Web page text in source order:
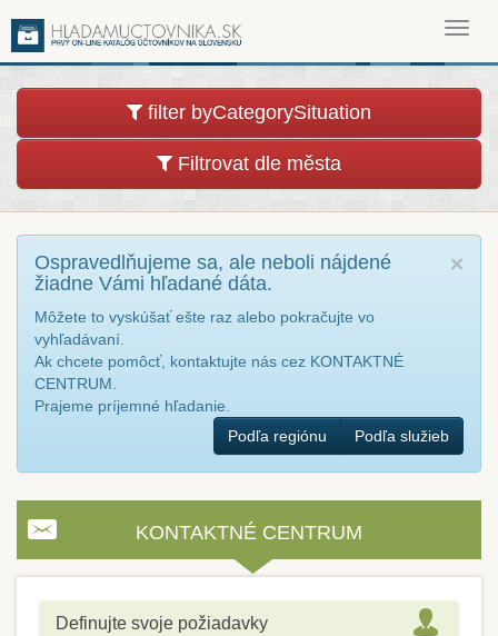
filter byCategorySituation
Filtrovat dle města
×
Ospravedlňujeme sa, ale neboli nájdené
žiadne Vámi hľadané dáta.
Môžete to vyskúšať ešte raz alebo pokračujte vo
vyhľadávaní.
Ak chcete pomôcť, kontaktujte nás cez KONTAKTNÉ
CENTRUM.
Prajeme príjemné hľadanie.
Podľa regiónu
Podľa služieb
KONTAKTNÉ CENTRUM
Definujte svoje požiadavky